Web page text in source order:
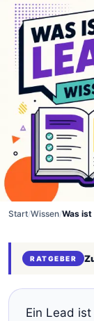
Start/Wissen/Was ist
RATGEBER
Ein Lead